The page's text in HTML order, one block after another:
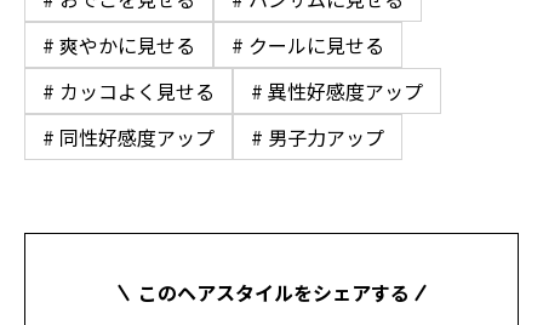
# 爽やかに見せる
# クールに見せる
# カッコよく見せる
# 異性好感度アップ
# 同性好感度アップ
# 男子力アップ
このヘアスタイルをシェアする